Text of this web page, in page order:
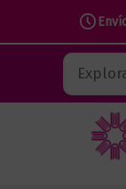
contenido
Buscar